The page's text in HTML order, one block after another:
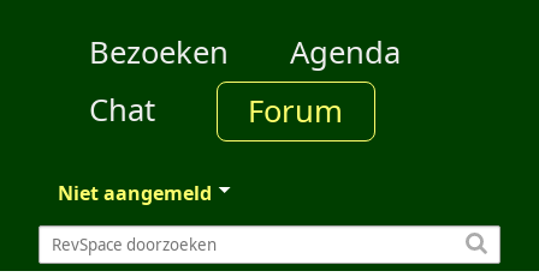
Bezoeken
Agenda
Chat
Forum
Niet aangemeld